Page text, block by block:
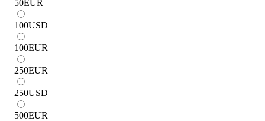
50EUR
100USD
100EUR
250EUR
250USD
500EUR